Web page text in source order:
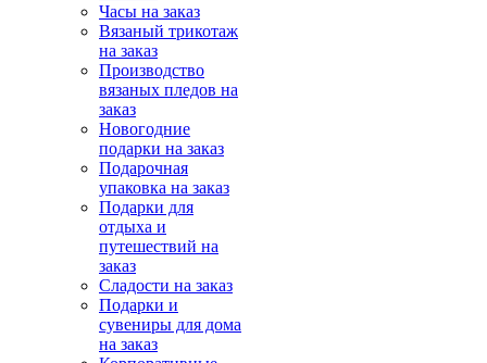
Часы на заказ
Вязаный трикотаж
на заказ
Производство
вязаных пледов на
заказ
Новогодние
подарки на заказ
Подарочная
упаковка на заказ
Подарки для
отдыха и
путешествий на
заказ
Сладости на заказ
Подарки и
сувениры для дома
на заказ